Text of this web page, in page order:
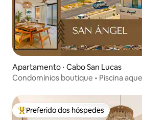
Apartamento ⋅ Cabo San Lucas
Condomínios boutique • Piscina
Entre os melhores preferidos dos
Preferido dos hóspedes